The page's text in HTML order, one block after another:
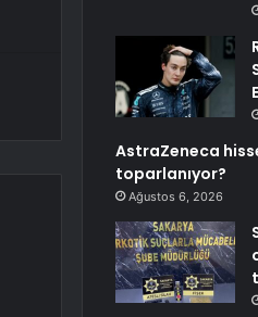
AstraZeneca
toparlanıyor?
Ağustos 6, 2026